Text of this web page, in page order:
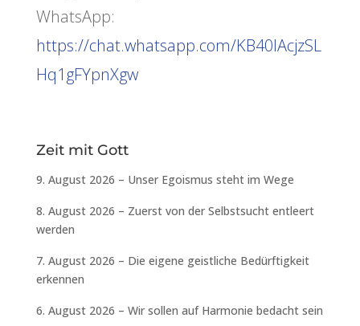
WhatsApp:
https://chat.whatsapp.com/KB40lAcjzSL
Hq1gFYpnXgw
Zeit mit Gott
9. August 2026 – Unser Egoismus steht im Wege
8. August 2026 – Zuerst von der Selbstsucht entleert
werden
7. August 2026 – Die eigene geistliche Bedürftigkeit
erkennen
6. August 2026 – Wir sollen auf Harmonie bedacht sein